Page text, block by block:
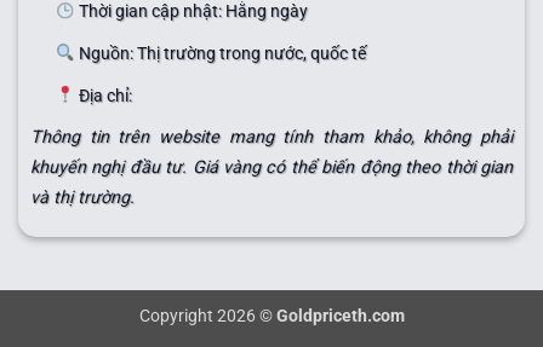
Thời gian cập nhật: Hằng ngày
Nguồn: Thị trường trong nước, quốc tế
Địa chỉ:
Thông tin trên website mang tính tham khảo, không phải
khuyến nghị đầu tư. Giá vàng có thể biến động theo thời gian
và thị trường.
Copyright 2026 ©Goldpriceth.com